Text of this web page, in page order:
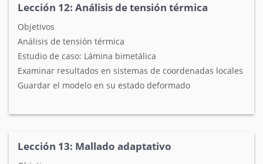
Lección 12: Análisis de tensión térmica
Objetivos
Análisis de tensión térmica
Estudio de caso: Lámina bimetálica
Examinar resultados en sistemas de coordenadas locales
Guardar el modelo en su estado deformado
Lección 13: Mallado adaptativo